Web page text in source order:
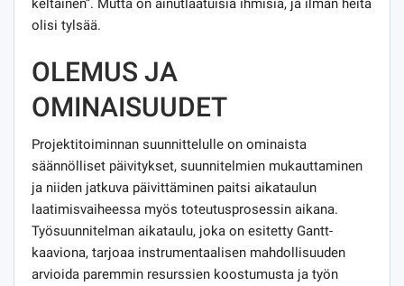
keltainen”. Mutta on ainutlaatuisia ihmisiä, ja ilman heitä
olisi tylsää.
OLEMUS JA
OMINAISUUDET
Projektitoiminnan suunnittelulle on ominaista
säännölliset päivitykset, suunnitelmien mukauttaminen
ja niiden jatkuva päivittäminen paitsi aikataulun
laatimisvaiheessa myös toteutusprosessin aikana.
Työsuunnitelman aikataulu, joka on esitetty Gantt-
kaaviona, tarjoaa instrumentaalisen mahdollisuuden
arvioida paremmin resurssien koostumusta ja työn